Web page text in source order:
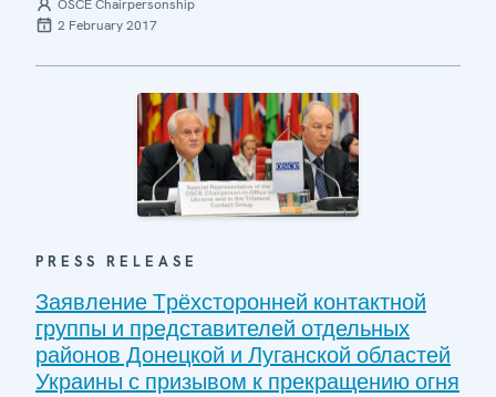
OSCE Chairpersonship
2 February 2017
PRESS RELEASE
Заявление Tрёхсторонней контактной
группы и представителей отдельных
районов Донецкой и Луганской областей
Украины с призывом к прекращению огня